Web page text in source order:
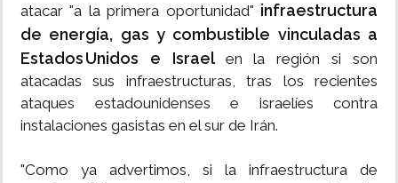
atacar "a la primera oportunidad" infraestructura
de energía, gas y combustible vinculadas a
Estados Unidos e Israel en la región si son
atacadas sus infraestructuras, tras los recientes
ataques estadounidenses e israelíes contra
instalaciones gasistas en el sur de Irán.
"Como ya advertimos, si la infraestructura de